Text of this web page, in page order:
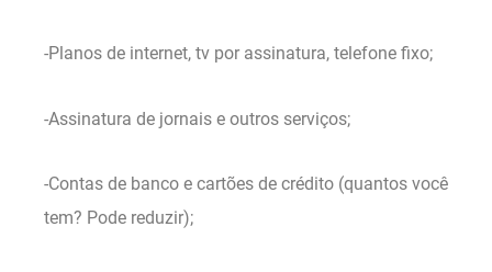
-Planos de internet, tv por assinatura, telefone fixo;
-Assinatura de jornais e outros serviços;
-Contas de banco e cartões de crédito (quantos você
tem? Pode reduzir);